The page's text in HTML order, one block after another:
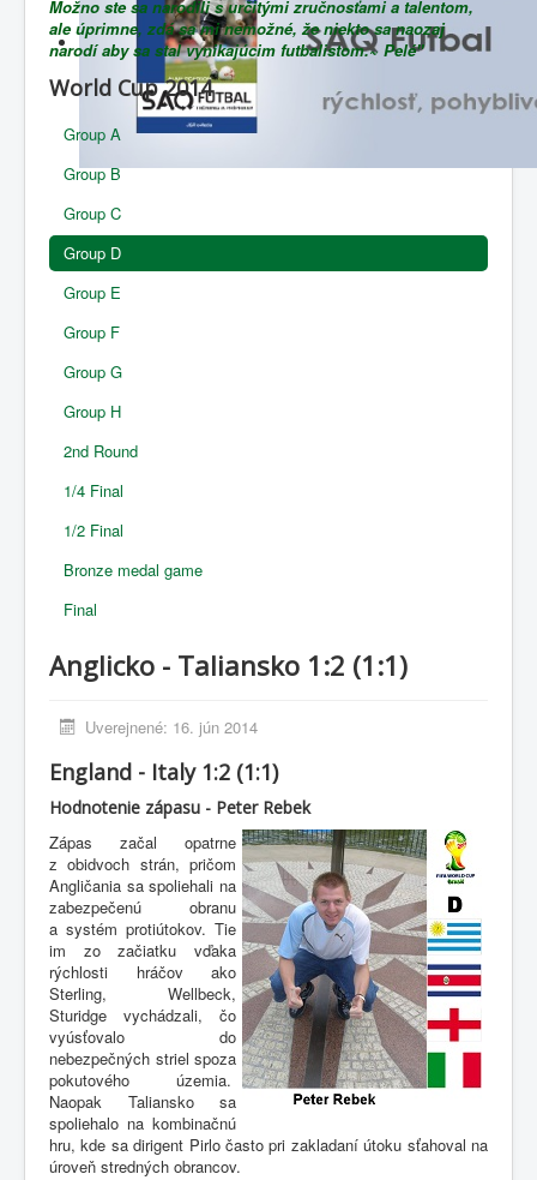
Možno ste sa narodili s určitými zručnosťami a talentom,
ale úprimne, zdá sa mi nemožné, že niekto sa naozaj
narodí aby sa stal vynikajúcim futbalistom.~ Pelé"
World Cup 2014
Group A
Group B
Group C
Group D
Group E
Group F
Group G
Group H
2nd Round
1/4 Final
1/2 Final
Bronze medal game
Final
Anglicko - Taliansko 1:2 (1:1)
Uverejnené: 16. jún 2014
England - Italy 1:2 (1:1)
Hodnotenie zápasu - Peter Rebek
Zápas začal opatrne
z obidvoch strán, pričom
Angličania sa spoliehali na
zabezpečenú obranu
a systém protiútokov. Tie
im zo začiatku vďaka
rýchlosti hráčov ako
Sterling, Wellbeck,
Sturidge vychádzali, čo
vyúsťovalo do
nebezpečných striel spoza
pokutového územia.
Naopak Taliansko sa
spoliehalo na kombinačnú
hru, kde sa dirigent Pirlo často pri zakladaní útoku sťahoval na
úroveň stredných obrancov.